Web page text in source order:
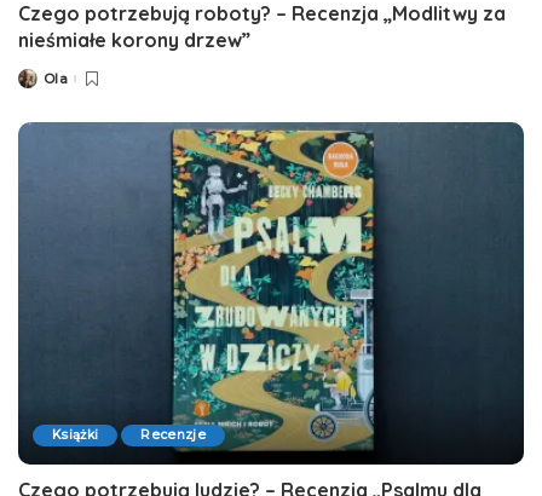
Czego potrzebują roboty? – Recenzja „Modlitwy za
nieśmiałe korony drzew”
Posted
Ola
Książki Recenzje
Czego potrzebują ludzie? – Recenzja „Psalmu dla